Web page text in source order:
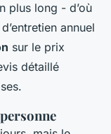
plus long - d’où
annuel
sur le prix
détaillé